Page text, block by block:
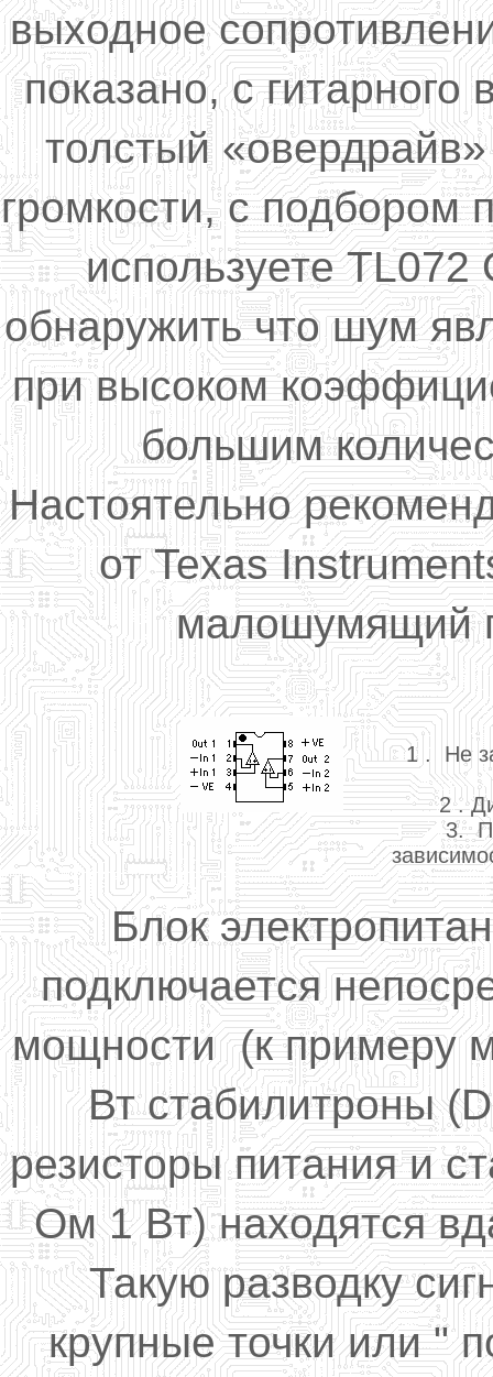
выходное
показано, с
толстый
громкости, с подбором
используете
обнаружить что шум
при высоком
большим
Настоятельно
от Texas
малошумящий
1 . Не
2 .
3.
Блок
подключается
мощности (к примеру
Вт стабилитроны
резисторы питания и
Ом 1 Вт) находятся
Такую разводку
крупные точки или "